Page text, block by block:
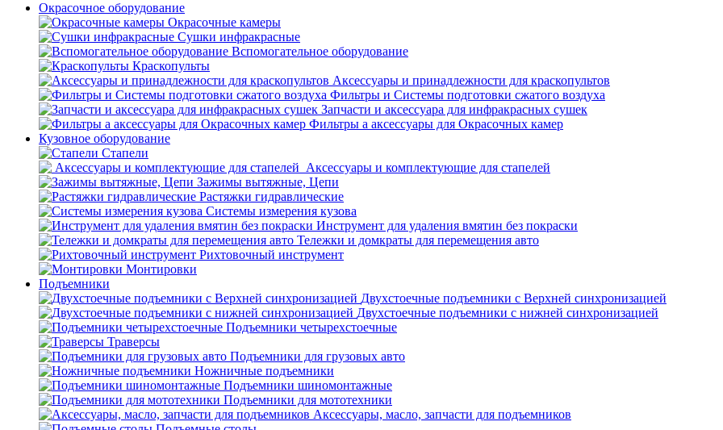
Окрасочное оборудование
Окрасочные камеры
Сушки инфракрасные
Вспомогательное оборудование
Краскопульты
Аксессуары и принадлежности для краскопультов
Фильтры и Системы подготовки сжатого воздуха
Запчасти и аксессуара для инфракрасных сушек
Фильтры а аксессуары для Окрасочных камер
Кузовное оборудование
Стапели
Аксессуары и комплектующие для стапелей
Зажимы вытяжные, Цепи
Растяжки гидравлические
Системы измерения кузова
Инструмент для удаления вмятин без покраски
Тележки и домкраты для перемещения авто
Рихтовочный инструмент
Монтировки
Подъемники
Двухстоечные подъемники с Верхней синхронизацией
Двухстоечные подъемники с нижней синхронизацией
Подъемники четырехстоечные
Траверсы
Подъемники для грузовых авто
Ножничные подъемники
Подъемники шиномонтажные
Подъемники для мототехники
Аксессуары, масло, запчасти для подъемников